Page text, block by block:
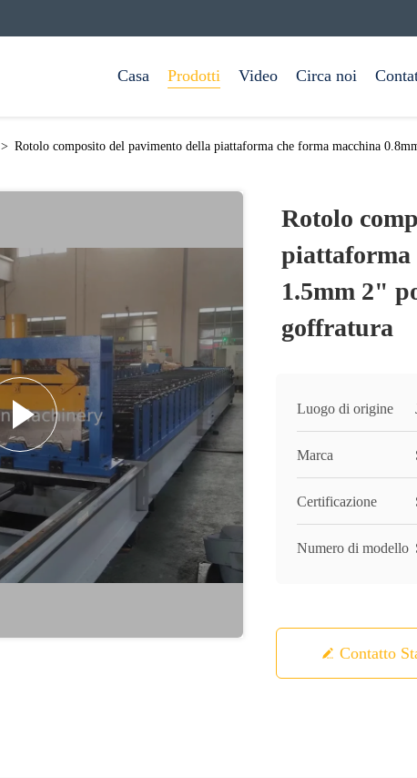
Casa Prodotti Video Circa noi
> Rotolo composito del pavimento della piattaforma che forma macchina
Rotolo
piattaforma
1.5mm 2"
goffratura
Luogo di origine
Marca
Certificazione
Numero di modello
Contatto